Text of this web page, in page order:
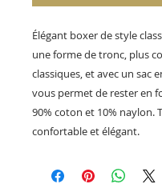
Élégant boxer de style
une forme de tronc, plus
classiques, et avec un sac
vous permet de rester en
90% coton et 10% naylon.
confortable et élégant.